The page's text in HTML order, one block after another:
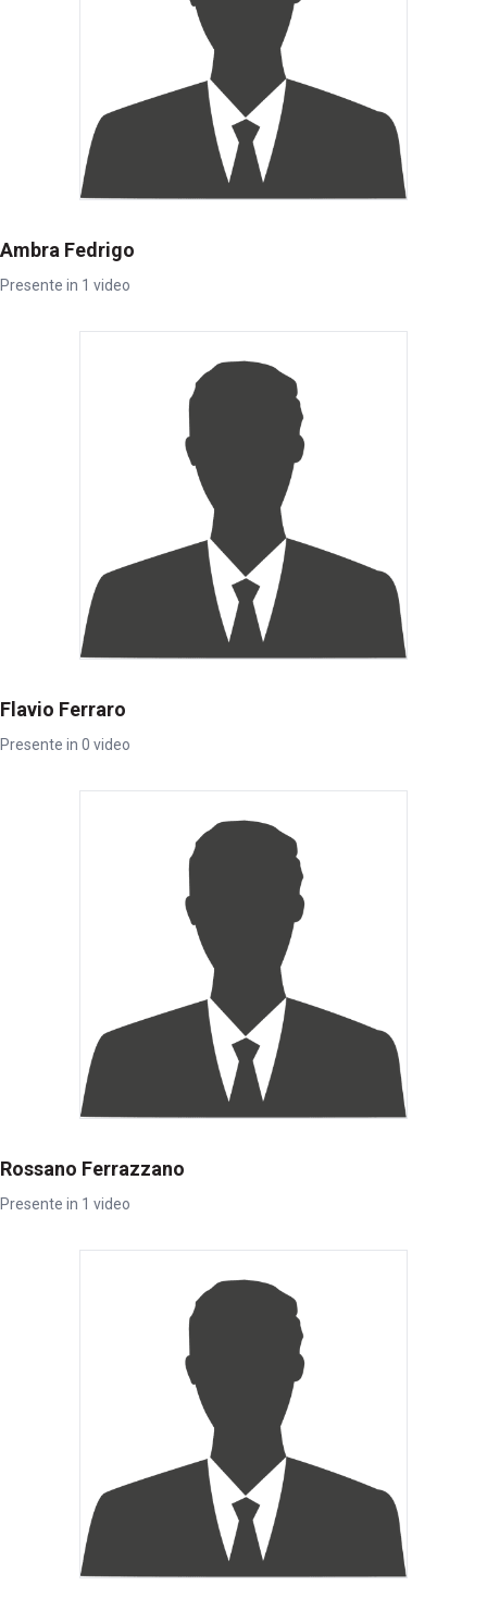
Ambra Fedrigo
Presente in 1 video
Flavio Ferraro
Presente in 0 video
Rossano Ferrazzano
Presente in 1 video